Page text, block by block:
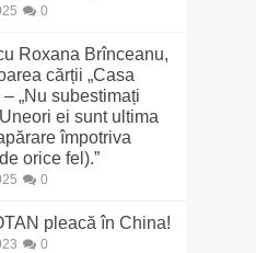
0
Roxana Brînceanu,
cărții „Casa
– „Nu subestimați
ei sunt ultima
împotriva
orice fel).”
0
pleacă în China!
0